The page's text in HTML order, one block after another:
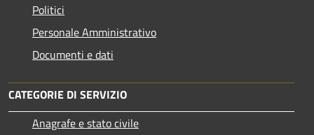
Politici
Personale Amministrativo
Documenti e dati
CATEGORIE DI SERVIZIO
Anagrafe e stato civile